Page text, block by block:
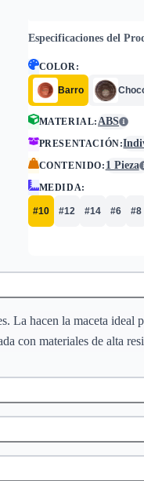
Especificaciones del
COLOR:
Barro
MATERIAL:ABS
PRESENTACIÓN:
CONTENIDO: 1 Pieza
MEDIDA:
#10 #12 #14 #6 #8
La hacen la maceta
con materiales de alta